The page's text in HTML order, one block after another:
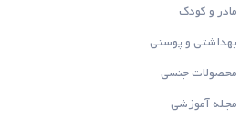
مادر و کودک
بهداشتی و پوستی
محصولات جنسی
مجله آموزشی